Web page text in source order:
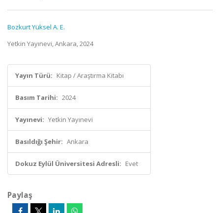
Bozkurt Yüksel A. E.
Yetkin Yayınevi, Ankara, 2024
Yayın Türü: Kitap / Araştırma Kitabı
Basım Tarihi: 2024
Yayınevi: Yetkin Yayınevi
Basıldığı Şehir: Ankara
Dokuz Eylül Üniversitesi Adresli: Evet
Paylaş